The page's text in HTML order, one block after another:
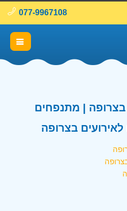
077-9967108
| מתנפחים
בצרופה